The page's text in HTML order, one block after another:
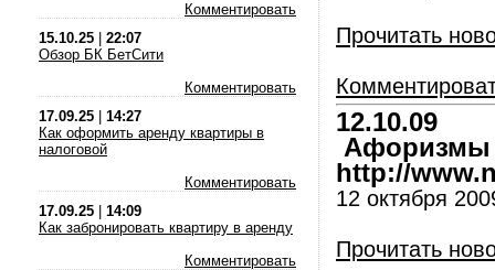
Комментировать
15.10.25
22:07
Обзор БК БетСити
Комментировать
17.09.25
14:27
Как оформить аренду квартиры в
налоговой
Комментировать
17.09.25
14:09
Как забронировать квартиру в аренду
Комментировать
Прочитать
12.10.09
Афоризмы
http://
12 октября
Прочитать